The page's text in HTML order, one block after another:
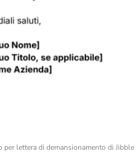
per lettera di demansionamento di Jibble